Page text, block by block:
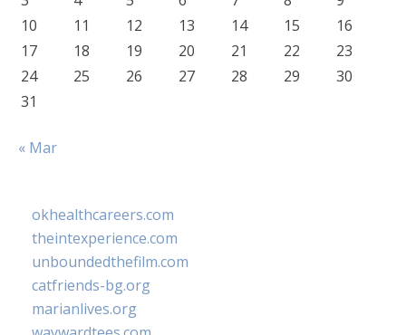
10
11 12 13 14 15
16
17
18 19 20 21 22
23
24
25 26 27 28 29
30
31
« Mar
okhealthcareers.com
theintexperience.com
unboundedthefilm.com
catfriends-bg.org
marianlives.org